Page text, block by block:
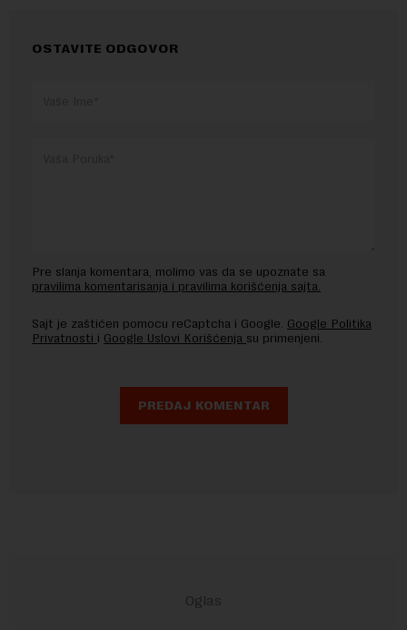
OSTAVITE ODGOVOR
Pre slanja komentara, molimo vas da se upoznate sa
pravilima komentarisanja i pravilima korišćenja sajta.
Sajt je zaštićen pomocu reCaptcha i Google. Google Politika
Privatnosti i Google Uslovi Korišćenja su primenjeni.